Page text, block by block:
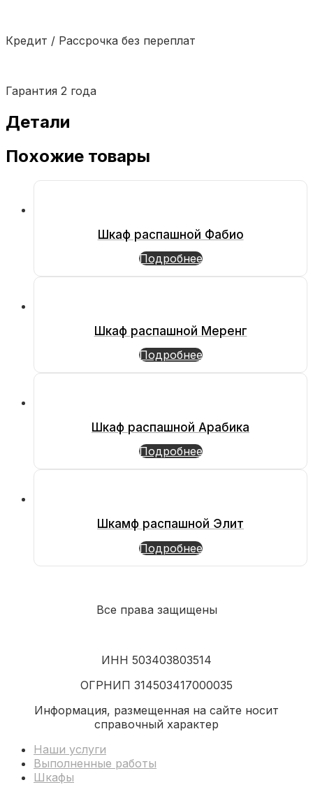
Кредит / Рассрочка без переплат
Гарантия 2 года
Детали
Похожие товары
Шкаф распашной Фабио
Подробнее
Шкаф распашной Меренг
Подробнее
Шкаф распашной Арабика
Подробнее
Шкамф распашной Элит
Подробнее
Все права защищены
ИНН 503403803514
ОГРНИП 314503417000035
Информация, размещенная на сайте носит
справочный характер
Наши услуги
Выполненные работы
Шкафы